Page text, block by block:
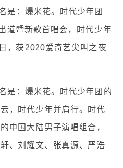
是：爆米花。时代少年团
道暨新歌首唱会，时代少年
，获2020爱奇艺尖叫之夜
是：爆米花。时代少年团的
，时代少年并肩行。时代
中国大陆男子演唱组合，
、刘耀文、张真源、严浩